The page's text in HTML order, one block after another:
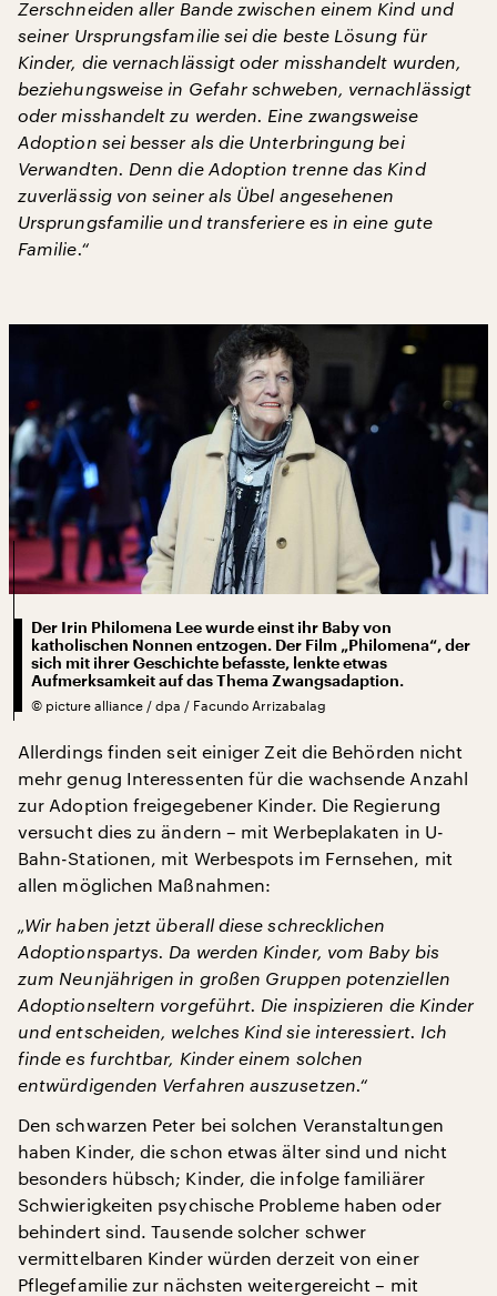
Zerschneiden aller Bande zwischen einem Kind und
seiner Ursprungsfamilie sei die beste Lösung für
Kinder, die vernachlässigt oder misshandelt wurden,
beziehungsweise in Gefahr schweben, vernachlässigt
oder misshandelt zu werden. Eine zwangsweise
Adoption sei besser als die Unterbringung bei
Verwandten. Denn die Adoption trenne das Kind
zuverlässig von seiner als Übel angesehenen
Ursprungsfamilie und transferiere es in eine gute
Familie.“
Der Irin Philomena Lee wurde einst ihr Baby von
katholischen Nonnen entzogen. Der Film „Philomena“, der
sich mit ihrer Geschichte befasste, lenkte etwas
Aufmerksamkeit auf das Thema Zwangsadaption.
© picture alliance / dpa / Facundo Arrizabalag
Allerdings finden seit einiger Zeit die Behörden nicht
mehr genug Interessenten für die wachsende Anzahl
zur Adoption freigegebener Kinder. Die Regierung
versucht dies zu ändern – mit Werbeplakaten in U-
Bahn-Stationen, mit Werbespots im Fernsehen, mit
allen möglichen Maßnahmen:
„Wir haben jetzt überall diese schrecklichen
Adoptionspartys. Da werden Kinder, vom Baby bis
zum Neunjährigen in großen Gruppen potenziellen
Adoptionseltern vorgeführt. Die inspizieren die Kinder
und entscheiden, welches Kind sie interessiert. Ich
finde es furchtbar, Kinder einem solchen
entwürdigenden Verfahren auszusetzen.“
Den schwarzen Peter bei solchen Veranstaltungen
haben Kinder, die schon etwas älter sind und nicht
besonders hübsch; Kinder, die infolge familiärer
Schwierigkeiten psychische Probleme haben oder
behindert sind. Tausende solcher schwer
vermittelbaren Kinder würden derzeit von einer
Pflegefamilie zur nächsten weitergereicht – mit